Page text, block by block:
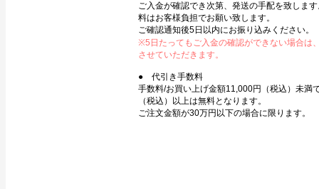
ご入金が確認でき次第、発送の手配を致しま
料はお客様負担でお願い致します。
ご確認通知後5日以内にお振り込みください。
※5日たってもご入金の確認ができない場合は
させていただきます。
● 代引き手数料
手数料/お買い上げ金額11,000円（税込）未満
（税込）以上は無料となります。
ご注文金額が30万円以下の場合に限ります。